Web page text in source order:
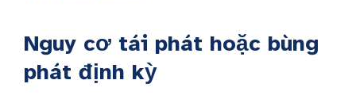
Nguy cơ tái phát hoặc bùng
phát định kỳ